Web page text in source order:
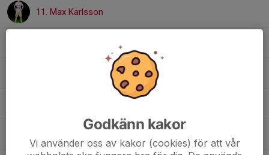
11. Max Karlsson
Godkänn kakor
Vi använder oss av kakor (cookies) för att vår